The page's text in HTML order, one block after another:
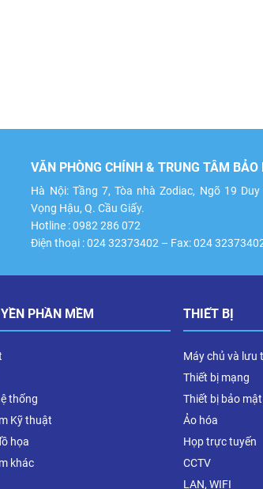
VĂN PHÒNG CHÍNH & TRUNG TÂM BẢO
Hà Nội: Tầng 7, Tòa nhà Zodiac, Ngõ 19 Duy
Vọng Hậu, Q. Cầu Giấy.
Hotline : 0982 286 072
Điện thoại : 024 32373402 – Fax: 024
PHẦN MỀM
thống
Kỹ thuật
họa
khác
THIẾT BỊ
Máy chủ và lưu
Thiết bị mạng
Thiết bị bảo mật
Ảo hóa
Họp trực tuyến
CCTV
LAN, WIFI